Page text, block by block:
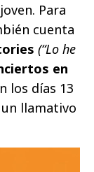
Para
cuenta
(“Lo he
en
los días 13
llamativo